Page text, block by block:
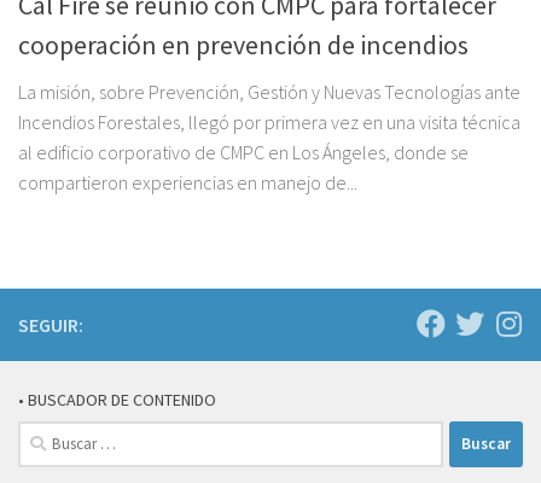
cooperación en prevención de incendios
La misión, sobre Prevención, Gestión y Nuevas Tecnologías ante
Incendios Forestales, llegó por primera vez en una visita técnica
al edificio corporativo de CMPC en Los Ángeles, donde se
compartieron experiencias en manejo de...
SEGUIR:
• BUSCADOR DE CONTENIDO
Buscar: